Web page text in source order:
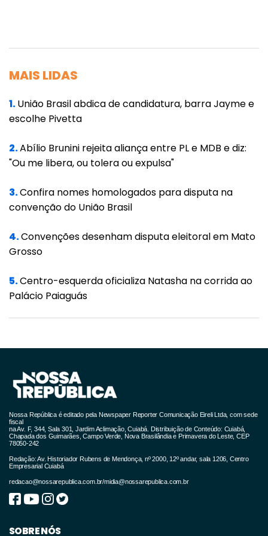
unido”.
Bezerra em sua fala ainda ponderou que os
ajudar o governo a colocar em prática nos
melhoria de vida da população. “Queremos
ajudar o governo a ter o maior êxito possível.
Tenho ido aos municípios, conversado e os
prefeitos estão bastante satisfeitos. Espero
o presidente do MDB no estado.
MAIS LIDAS
1.União Brasil abdica de candidatura, barra Jayme e
escolhe Pivetta
2.Abílio Brunini rejeita aliança entre PL e MDB e diz:
"Ou me libera, ou tolera ou expulsa"
3.Confira nomes homologados para disputa na
convenção do União Brasil
4.Convenções desenham disputa eleitoral em Mato
Grosso
5.Centro-esquerda oficializa Natasha na corrida ao
Palácio Paiaguás
Nossa República é editado pela Newspaper Reporter Comunicação Eireli Ltda, com sede
fiscal
na Av. F, 344, Sala 301, Jardim Aclimação, Cuiabá. Distribuição de Conteúdo: Cuiabá,
Chapada dos Guimarães, Campo Verde, Nova Brasilândia e Primavera do Leste, CEP
78050-242
Redação: Av. Historiador Rubens de Mendonça, nº 2000, 12º andar, sala 1206, Centro
Empresarial Cuiabá
redacao@nossarepublica.com.br/midia@nossarepublica.com.br
SOBRE NÓS